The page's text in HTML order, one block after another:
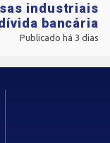
industriais
bancária
Publicado há 3 dias